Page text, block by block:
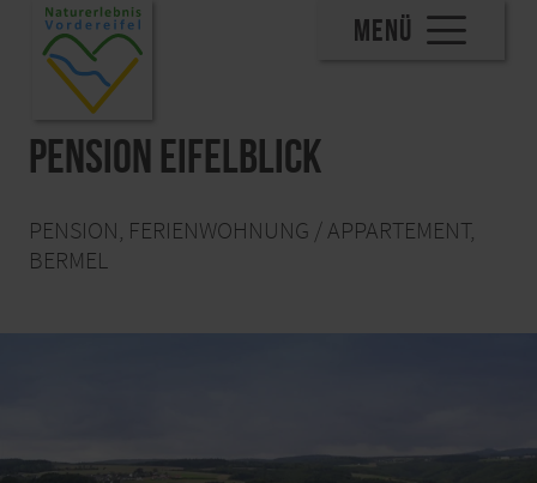
MENÜ
Pension Eifelblick
PENSION, FERIENWOHNUNG / APPARTEMENT,
BERMEL